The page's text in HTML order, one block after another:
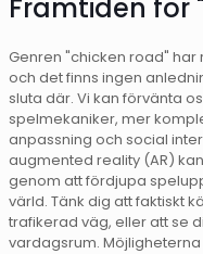
Framtiden för
Genren "chicken road"
och det finns ingen
sluta där. Vi kan förvänta
spelmekaniker, mer
anpassning och social
augmented reality (AR)
genom att fördjupa
värld. Tänk dig att faktiskt
trafikerad väg, eller att se
vardagsrum.